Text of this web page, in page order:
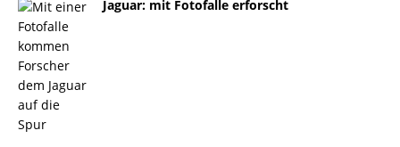
Jaguar: mit Fotofalle erforscht